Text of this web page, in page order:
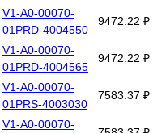
V1-A0-00070-
01PRD-4004550
9472.22 ₽
V1-A0-00070-
01PRD-4004565
9472.22 ₽
V1-A0-00070-
01PRS-4003030
7583.37 ₽
V1-A0-00070-